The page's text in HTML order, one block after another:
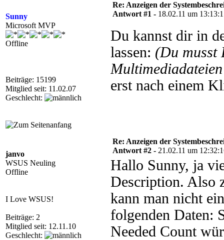
Sunny
Microsoft MVP
Offline
Beiträge: 15199
Mitglied seit: 11.02.07
Geschlecht:
Re: Anzeigen der
Antwort #1 - 18.02.11 um
Du kannst dir in
lassen: (Du
erst nach einem
janvo
WSUS Neuling
Offline
I Love WSUS!
Beiträge: 2
Mitglied seit: 12.11.10
Geschlecht:
Re: Anzeigen der
Antwort #2 - 21.02.11 um
Hallo Sunny, ja
Description. Also
kann man nicht
folgenden Daten:
Needed Count